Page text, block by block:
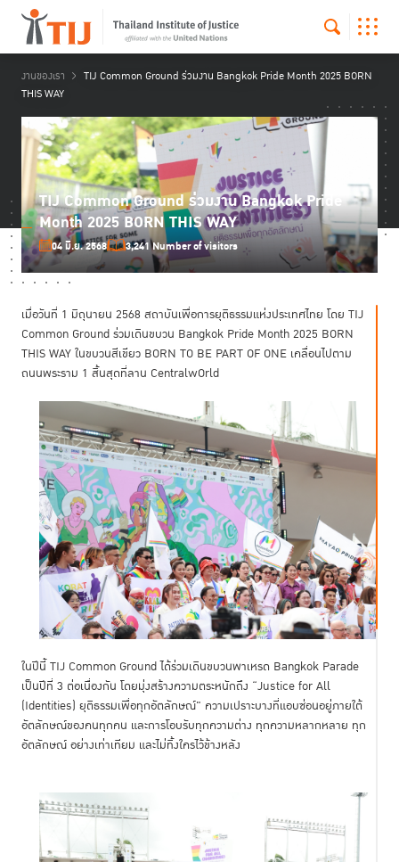
งานของเรา
TIJ Common Ground ร่วมงาน Bangkok Pride Month 2025 BORN
THIS WAY
TIJ Common Ground ร่วมงาน Bangkok Pride
Month 2025 BORN THIS WAY
04 มิ.ย. 2568 3,241 Number of visitors
เมื่อวันที่ 1 มิถุนายน 2568 สถาบันเพื่อการยุติธรรมแห่งประเทศไทย โดย TIJ
Common Ground ร่วมเดินขบวน Bangkok Pride Month 2025 BORN
THIS WAY ในขบวนสีเขียว BORN TO BE PART OF ONE เคลื่อนไปตาม
ถนนพระราม 1 สิ้นสุดที่ลาน CentralwOrld
ในปีนี้ TIJ Common Ground ได้ร่วมเดินขบวนพาเหรด Bangkok Parade
เป็นปีที่ 3 ต่อเนื่องกัน โดยมุ่งสร้างความตระหนักถึง “Justice for All
(Identities) ยุติธรรมเพื่อทุกอัตลักษณ์" ความเปราะบางที่แอบซ่อนอยู่ภายใต้
อัตลักษณ์ของคนทุกคน และการโอบรับทุกความต่าง ทุกความหลากหลาย ทุก
อัตลักษณ์ อย่างเท่าเทียม และไม่ทิ้งใครไว้ข้างหลัง